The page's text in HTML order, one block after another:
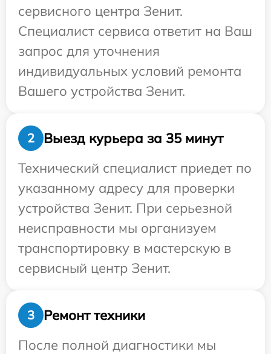
сервисного центра Зенит.
Специалист сервиса ответит на Ваш
запрос для уточнения
индивидуальных условий ремонта
Вашего устройства Зенит.
2
Выезд курьера за 35 минут
Технический специалист приедет по
указанному адресу для проверки
устройства Зенит. При серьезной
неисправности мы организуем
транспортировку в мастерскую в
сервисный центр Зенит.
3
Ремонт техники
После полной диагностики мы